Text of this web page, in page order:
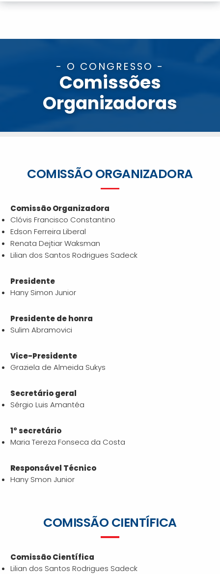
- O CONGRESSO -
Comissões
Organizadoras
COMISSÃO ORGANIZADORA
Comissão Organizadora
Clóvis Francisco Constantino
Edson Ferreira Liberal
Renata Dejtiar Waksman
Lilian dos Santos Rodrigues Sadeck
Presidente
Hany Simon Junior
Presidente de honra
Sulim Abramovici
Vice-Presidente
Graziela de Almeida Sukys
Secretário geral
Sérgio Luis Amantéa
1° secretário
Maria Tereza Fonseca da Costa
Responsável Técnico
Hany Smon Junior
COMISSÃO CIENTÍFICA
Comissão Científica
Lilian dos Santos Rodrigues Sadeck